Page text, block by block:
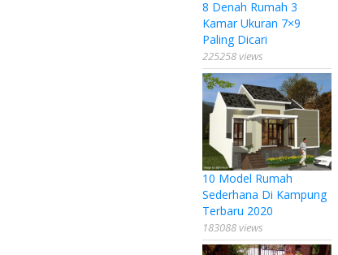
8 Denah Rumah 3
Kamar Ukuran 7×9
Paling Dicari
225258 views
10 Model Rumah
Sederhana Di Kampung
Terbaru 2020
183088 views